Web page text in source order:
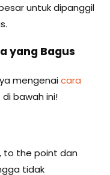
untuk dipanggil
yang Bagus
mengenaicara
bawah ini!
to the point dan
tidak